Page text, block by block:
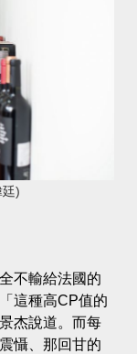
)
不輸給法國的
這種高CP值的
杰說道。而每
懾、那回甘的